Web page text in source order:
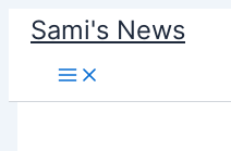
Skip
content
Sami's News